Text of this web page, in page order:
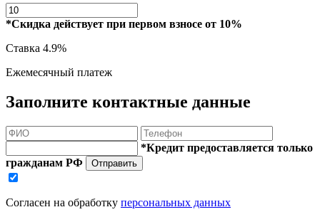
*Скидка действует при первом взносе от 10%
Ставка 4.9%
Ежемесячный платеж
Заполните контактные данные
*Кредит предоставляется только
гражданам РФ
Отправить
Согласен на обработку персональных данных